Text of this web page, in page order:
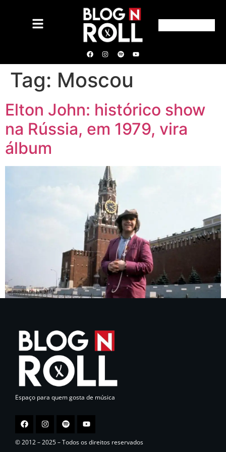
Tag: Moscou
Elton John: histórico show
na Rússia, em 1979, vira
álbum
Espaço para quem gosta de música
© 2012 – 2025 – Todos os direitos reservados